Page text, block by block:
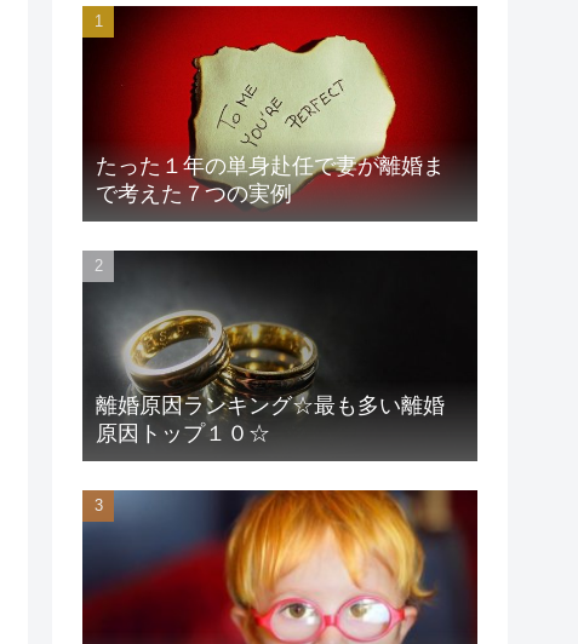
たった１年の単身赴任で妻が離婚ま
で考えた７つの実例
離婚原因ランキング☆最も多い離婚
原因トップ１０☆